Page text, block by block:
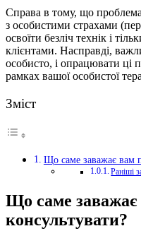
Справа в тому, що проблема
з особистими страхами
освоїти безліч технік і
клієнтами. Насправді,
особисто, і опрацювати
рамках вашої особистої
Зміст
Що саме заважає вам
Раніші
Що саме заважає
консультувати?